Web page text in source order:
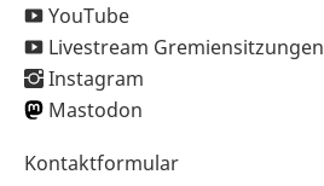
YouTube
Livestream Gremiensitzungen
Instagram
Mastodon
Sekundärnavigation
Kontaktformular